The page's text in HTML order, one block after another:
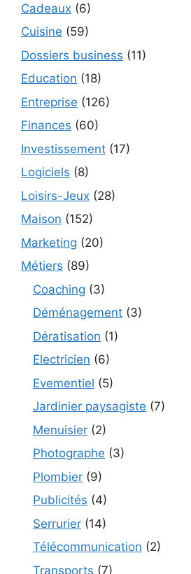
Cadeaux (6)
Cuisine (59)
Dossiers business (11)
Education (18)
Entreprise (126)
Finances (60)
Investissement (17)
Logiciels (8)
Loisirs-Jeux (28)
Maison (152)
Marketing (20)
Métiers (89)
Coaching (3)
Déménagement (3)
Dératisation (1)
Electricien (6)
Evementiel (5)
Jardinier paysagiste (7)
Menuisier (2)
Photographe (3)
Plombier (9)
Publicités (4)
Serrurier (14)
Télécommunication (2)
Transports (7)